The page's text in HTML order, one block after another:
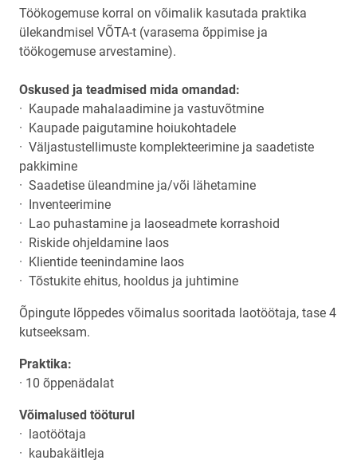
Töökogemuse korral on võimalik kasutada praktika
ülekandmisel VÕTA-t (varasema õppimise ja
töökogemuse arvestamine).
Oskused ja teadmised mida omandad:
· Kaupade mahalaadimine ja vastuvõtmine
· Kaupade paigutamine hoiukohtadele
· Väljastustellimuste komplekteerimine ja saadetiste
pakkimine
· Saadetise üleandmine ja/või lähetamine
· Inventeerimine
· Lao puhastamine ja laoseadmete korrashoid
· Riskide ohjeldamine laos
· Klientide teenindamine laos
· Tõstukite ehitus, hooldus ja juhtimine
Õpingute lõppedes võimalus sooritada laotöötaja, tase 4
kutseeksam.
Praktika:
· 10 õppenädalat
Võimalused tööturul
· laotöötaja
· kaubakäitleja